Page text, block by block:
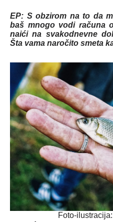
EP: S obzirom na to da
baš mnogo vodi računa
naići na svakodnevne
Šta vama naročito smeta
Foto-